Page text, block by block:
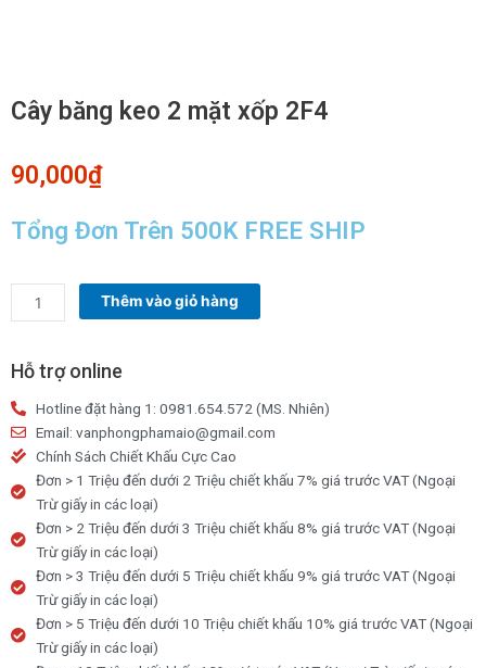
Cây băng keo 2 mặt xốp 2F4
90,000₫
Tổng Đơn Trên 500K FREE SHIP
Cây
băng
2
xốp
2F4
số
lượng
Thêm vào giỏ hàng
Hỗ trợ online
Hotline đặt hàng 1: 0981.654.572 (MS. Nhiên)
Email: vanphongphamaio@gmail.com
Chính Sách Chiết Khấu Cực Cao
Đơn > 1 Triệu đến dưới 2 Triệu chiết khấu 7% giá trước VAT (Ngoại
Trừ giấy in các loại)
Đơn > 2 Triệu đến dưới 3 Triệu chiết khấu 8% giá trước VAT (Ngoại
Trừ giấy in các loại)
Đơn > 3 Triệu đến dưới 5 Triệu chiết khấu 9% giá trước VAT (Ngoại
Trừ giấy in các loại)
Đơn > 5 Triệu đến dưới 10 Triệu chiết khấu 10% giá trước VAT (Ngoại
Trừ giấy in các loại)